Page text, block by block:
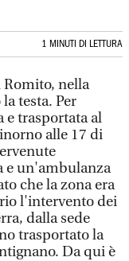
1 MINUTI DI LETTURA
Romito, nella
testa. Per
e trasportata al
alle 17 di
e un'ambulanza
che la zona era
l'intervento dei
dalla sede
trasportato la
Da qui è